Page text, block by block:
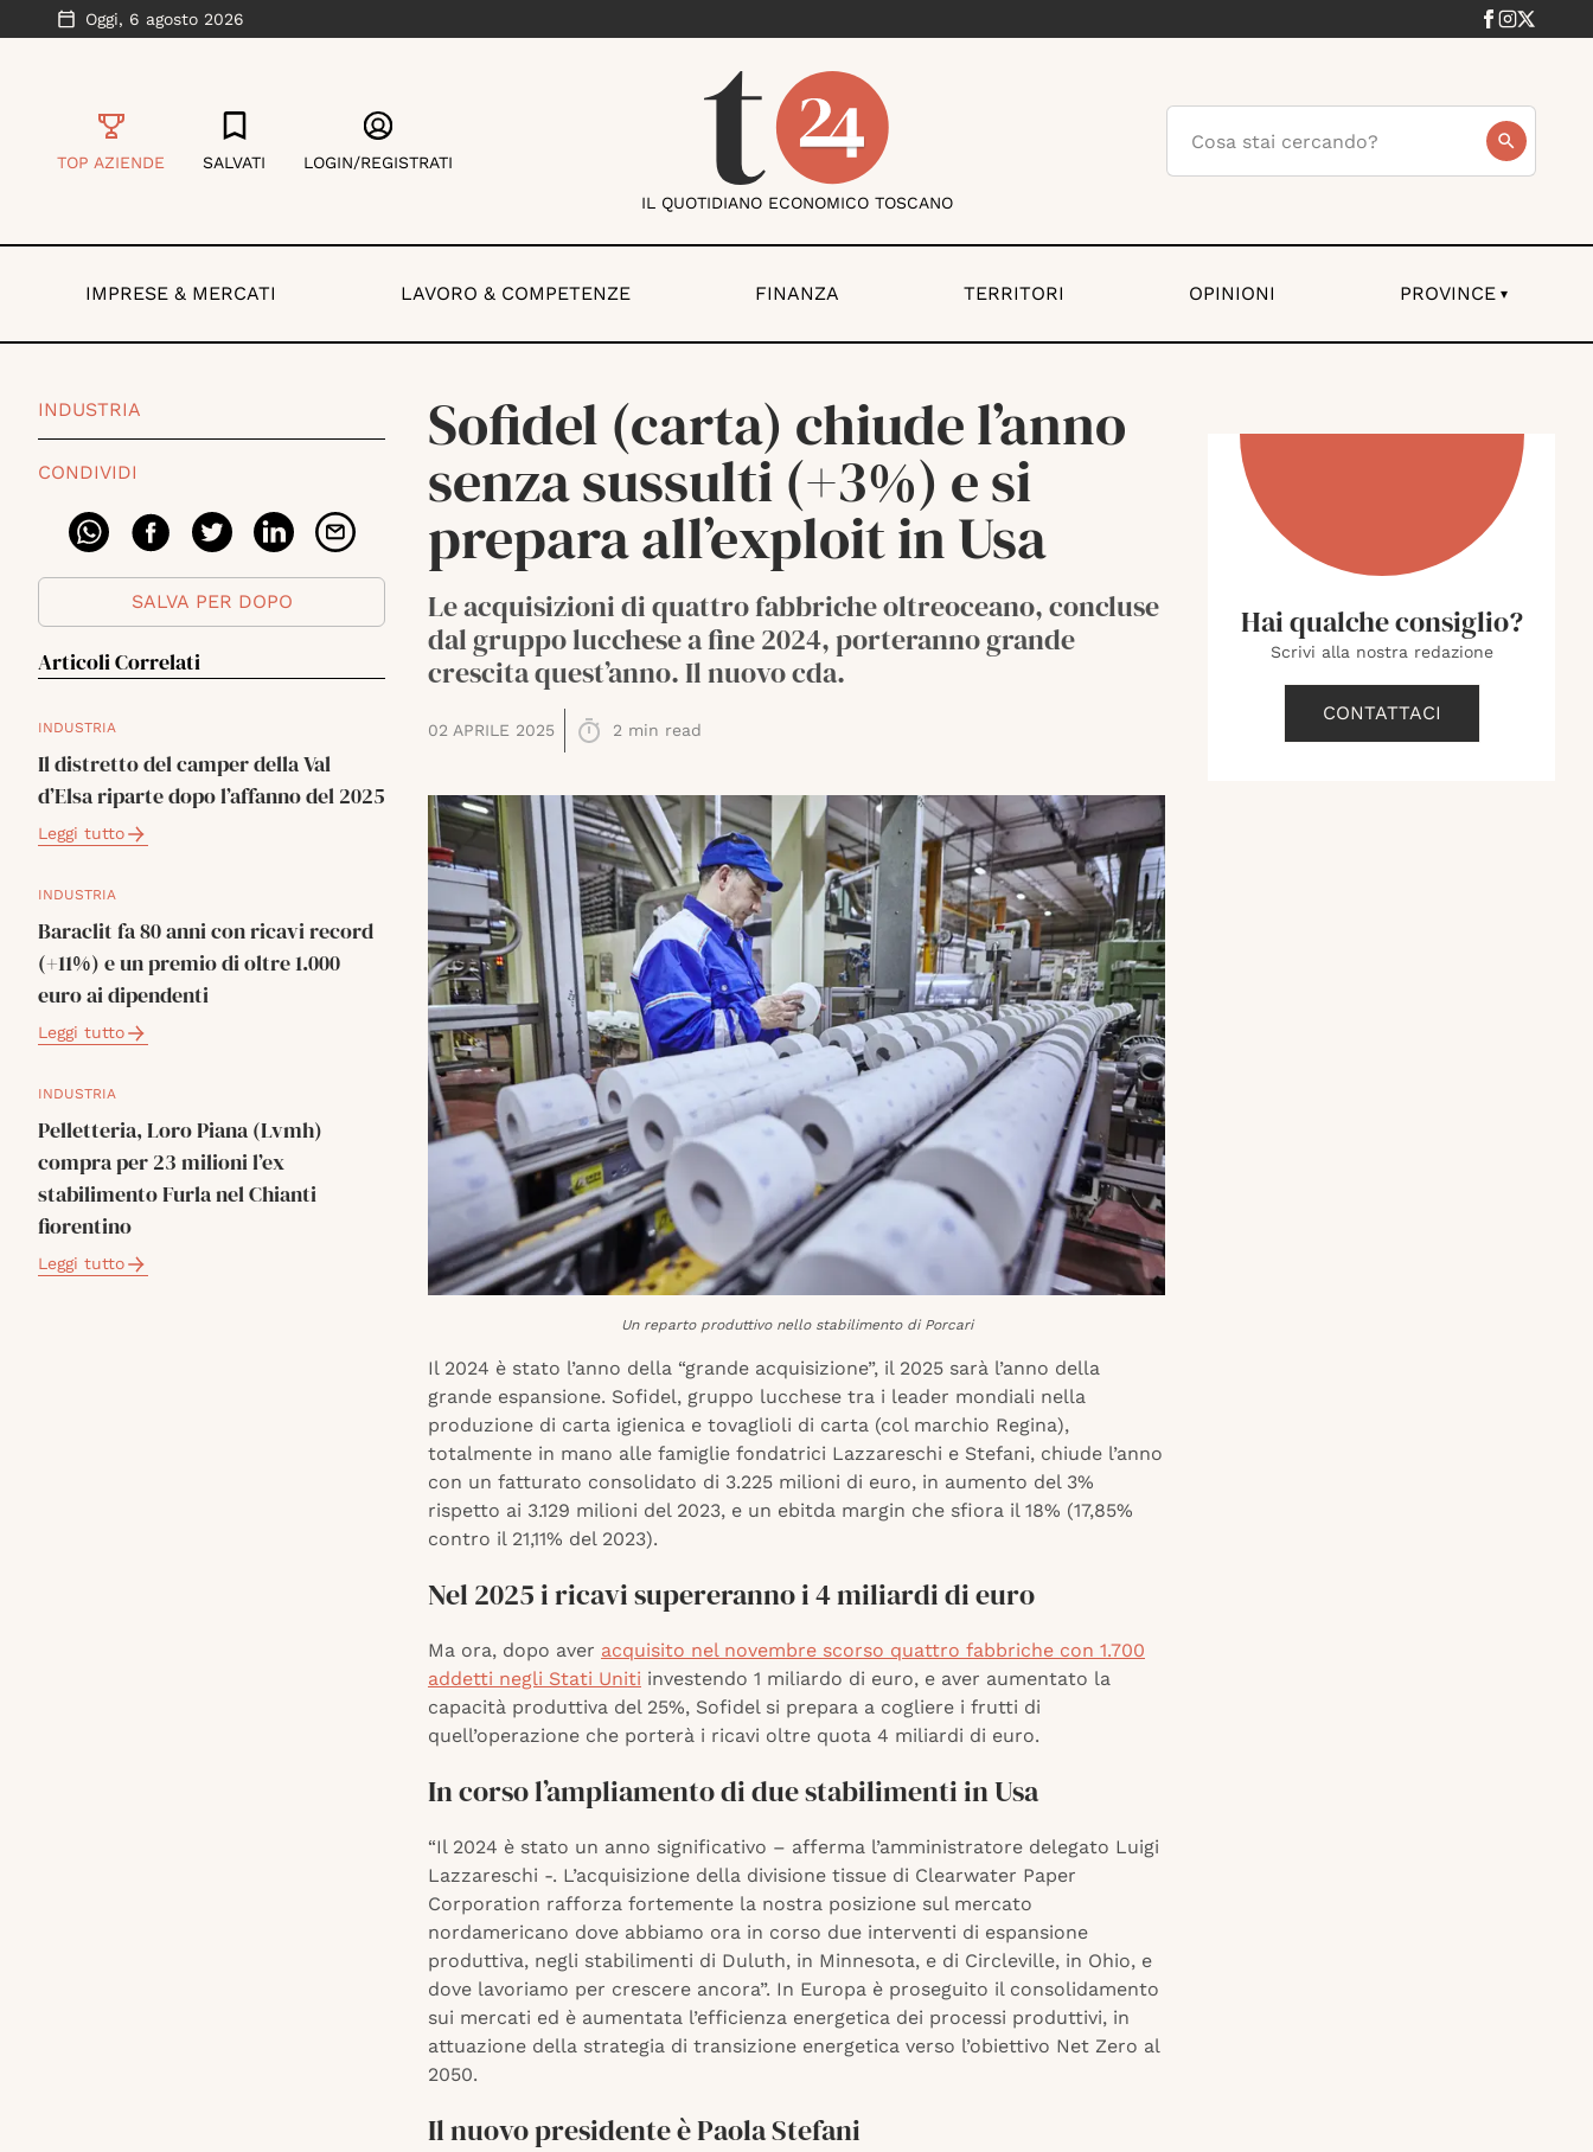
Oggi, 6 agosto 2026
TOP AZIENDE SALVATI LOGIN/REGISTRATI
IL QUOTIDIANO ECONOMICO TOSCANO
IMPRESE & MERCATI LAVORO & COMPETENZE FINANZA TERRITORI OPINIONI PROVINCE ▾
INDUSTRIA
CONDIVIDI
SALVA PER DOPO
Articoli Correlati
INDUSTRIA
Il distretto del camper della Val
d’Elsa riparte dopo l’affanno del 2025
Leggi tutto
INDUSTRIA
Baraclit fa 80 anni con ricavi record
(+11%) e un premio di oltre 1.000
euro ai dipendenti
Leggi tutto
INDUSTRIA
Pelletteria, Loro Piana (Lvmh)
compra per 23 milioni l’ex
stabilimento Furla nel Chianti
fiorentino
Leggi tutto
Sofidel (carta) chiude l’anno
senza sussulti (+3%) e si
prepara all’exploit in Usa
Le acquisizioni di quattro fabbriche oltreoceano, concluse
dal gruppo lucchese a fine 2024, porteranno grande
crescita quest’anno. Il nuovo cda.
02 APRILE 2025 2 min read
Un reparto produttivo nello stabilimento di Porcari
Il 2024 è stato l’anno della “grande acquisizione”, il 2025 sarà l’anno della
grande espansione. Sofidel, gruppo lucchese tra i leader mondiali nella
produzione di carta igienica e tovaglioli di carta (col marchio Regina),
totalmente in mano alle famiglie fondatrici Lazzareschi e Stefani, chiude l’anno
con un fatturato consolidato di 3.225 milioni di euro, in aumento del 3%
rispetto ai 3.129 milioni del 2023, e un ebitda margin che sfiora il 18% (17,85%
contro il 21,11% del 2023).
Nel 2025 i ricavi supereranno i 4 miliardi di euro
Ma ora, dopo aver acquisito nel novembre scorso quattro fabbriche con 1.700
addetti negli Stati Uniti investendo 1 miliardo di euro, e aver aumentato la
capacità produttiva del 25%, Sofidel si prepara a cogliere i frutti di
quell’operazione che porterà i ricavi oltre quota 4 miliardi di euro.
In corso l’ampliamento di due stabilimenti in Usa
“Il 2024 è stato un anno significativo – afferma l’amministratore delegato Luigi
Lazzareschi -. L’acquisizione della divisione tissue di Clearwater Paper
Corporation rafforza fortemente la nostra posizione sul mercato
nordamericano dove abbiamo ora in corso due interventi di espansione
produttiva, negli stabilimenti di Duluth, in Minnesota, e di Circleville, in Ohio, e
dove lavoriamo per crescere ancora”. In Europa è proseguito il consolidamento
sui mercati ed è aumentata l’efficienza energetica dei processi produttivi, in
attuazione della strategia di transizione energetica verso l’obiettivo Net Zero al
2050.
Il nuovo presidente è Paola Stefani
Hai qualche consiglio?
Scrivi alla nostra redazione
CONTATTACI